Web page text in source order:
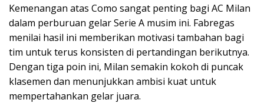
Kemenangan atas Como sangat penting bagi AC Milan
dalam perburuan gelar Serie A musim ini. Fabregas
menilai hasil ini memberikan motivasi tambahan bagi
tim untuk terus konsisten di pertandingan berikutnya.
Dengan tiga poin ini, Milan semakin kokoh di puncak
klasemen dan menunjukkan ambisi kuat untuk
mempertahankan gelar juara.